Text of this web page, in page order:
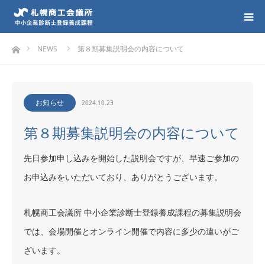
ホームNEWS 第８期募集説明会の内容について
お知らせ 2024.10.23
第８期募集説明会の内容について
先日参加申し込みを開始した説明会ですが、早速ご参加の
お申込みをいただいており、ありがとうございます。
札幌商工会議所 中小企業診断士登録養成課程の募集説明会
では、会場開催とオンライン開催で内容に多少の違いがご
ざいます。